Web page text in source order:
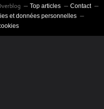
Top articles
Contact
et données personnelles